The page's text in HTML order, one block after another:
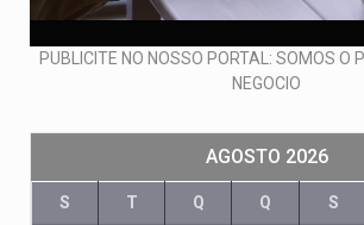
PUBLICITE NO NOSSO PORTAL: SOMOS O
NEGOCIO
AGOSTO 2026
S T Q Q S